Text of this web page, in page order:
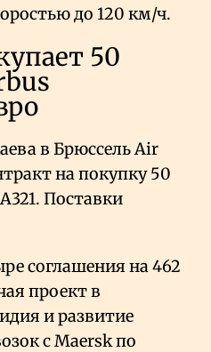
до 120 км/ч.
50
в Брюссель Air
на покупку 50
Поставки
соглашения на 462
проект в
и развитие
с Maersk по